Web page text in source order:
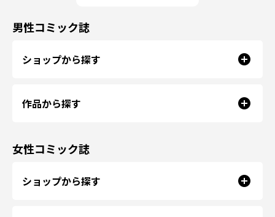
男性コミック誌
ショップから探す
作品から探す
女性コミック誌
ショップから探す